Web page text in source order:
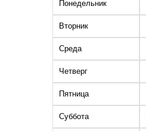
Понедельник
Вторник
Среда
Четверг
Пятница
Суббота